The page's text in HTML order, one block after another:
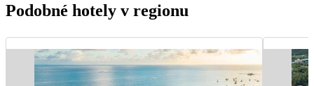
Podobné hotely v regionu